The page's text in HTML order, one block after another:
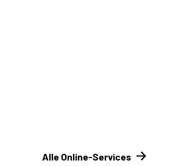
Alle Online-Services